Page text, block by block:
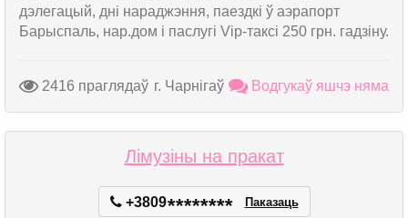
дэлегацый, дні нараджэння, паездкі ў аэрапорт
Барыспаль, нар.дом і паслугі Vip-таксі 250 грн. гадзіну.
2416 праглядаў г. Чарнігаў Водгукаў яшчэ няма
Лімузіны на пракат
+3809******** Паказаць